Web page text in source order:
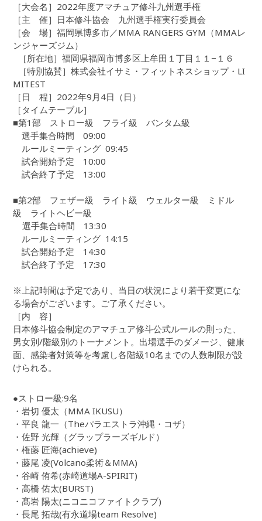
［大会名］2022年度アマチュア修斗九州選手権
［主 催］日本修斗協会 九州選手権実行委員会
［会 場］福岡県博多市／MMA RANGERS GYM（MMAレ
ンジャーズジム）
［所在地］福岡県福岡市博多区上牟田１丁目１１−１６
［特別協賛］株式会社イサミ・フィットネスショップ・LI
MITEST
［日 程］2022年9月4日（日）
［タイムテーブル］
■第1部 ストロー級 フライ級 バンタム級
選手集合時間 09:00
ルールミーティング 09:45
試合開始予定 10:00
試合終了予定 13:00
■第2部 フェザー級 ライト級 ウェルター級 ミドル
級 ライトヘビー級
選手集合時間 13:30
ルールミーティング 14:15
試合開始予定 14:30
試合終了予定 17:30
※上記時間は予定であり、当日の状況により若干変更にな
る場合がございます。ご了承ください。
［内 容］
日本修斗協会制定のアマチュア修斗公式ルールの則った、
男女別/階級別のトーナメント。出場選手のダメージ、健康
面、感染者対策等を考慮し各階級10名までの人数制限が設
けられる。
●ストロー級:9名
・岩切 優太（MMA IKUSU）
・平良 龍一（Theパラエストラ沖縄・コザ）
・佐野 光輝（グラップラーズギルド）
・権藤 匠海(achieve)
・藤尾 凌(Volcano柔術＆MMA)
・谷崎 侑希(赤崎道場A-SPIRIT)
・高橋 佑太(BURST)
・髙岩 陽太(ニコニコファイトクラブ)
・長尾 拓哉(有永道場team Resolve)